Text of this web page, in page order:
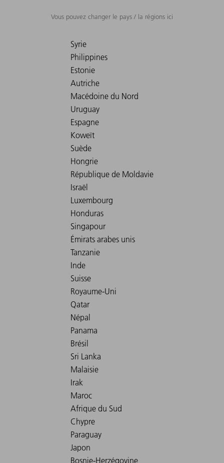
Vous pouvez changer le pays / la régions ici